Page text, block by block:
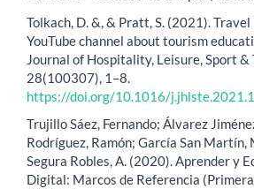
Tolkach, D. &, & Pratt, S. (2021).
YouTube channel about tourism
Journal of Hospitality, Leisure, Sport &
28(100307), 1–8.
https://doi.org/10.1016/
Trujillo Sáez, Fernando; Álvarez
Rodríguez, Ramón; García San Martín,
Segura Robles, A. (2020). Aprender y
Digital: Marcos de Referencia